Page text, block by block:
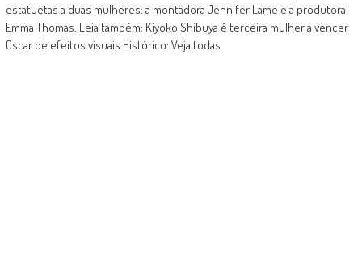
estatuetas a duas mulheres: a montadora Jennifer Lame e a produtora
Emma Thomas. Leia também: Kiyoko Shibuya é terceira mulher a vencer
Oscar de efeitos visuais Histórico: Veja todas